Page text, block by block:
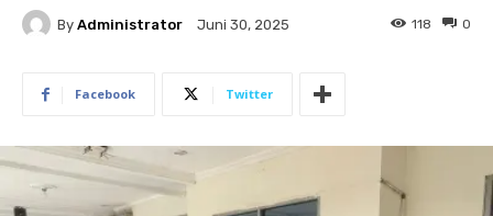
By Administrator Juni 30, 2025 0
118
Facebook Twitter